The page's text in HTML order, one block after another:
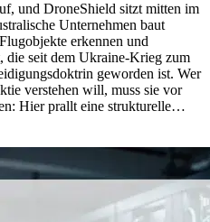
und DroneShield sitzt mitten im
Unternehmen baut
erkennen und
die seit dem Ukraine-Krieg zum
geworden ist. Wer
verstehen will, muss sie vor
Hier prallt eine strukturelle…